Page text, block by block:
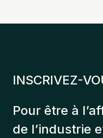
INSCRIVEZ-
Pour être à
de l’industrie